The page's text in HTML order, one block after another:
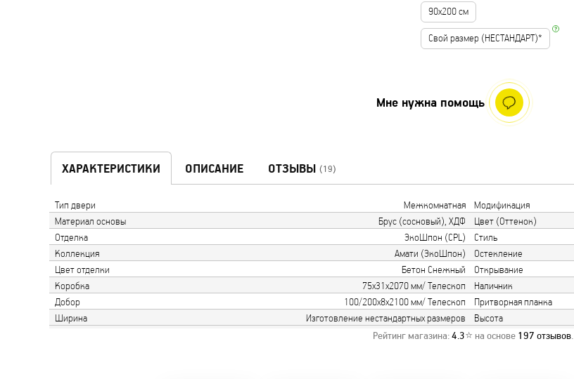
90х200 см
Свой размер (НЕСТАНДАРТ)*
Мне нужна помощь
ХАРАКТЕРИСТИКИ ОПИСАНИЕ ОТЗЫВЫ (19)
Тип двери Межкомнатная Модификация
Материал основы
Брус (сосновый), ХДФ Цвет (Оттенок)
Отделка
ЭкоШпон (CPL) Стиль
Коллекция
Амати (ЭкоШпон) Остекление
Цвет отделки
Бетон Снежный Открывание
Коробка
75х31х2070 мм/ Телескоп Наличник
Добор
100/200х8х2100 мм/ Телескоп Притворная планка
Ширина
Изготовление нестандартных размеров Высота
Рейтинг магазина:4.3⭐ на основе 197 отзывов.